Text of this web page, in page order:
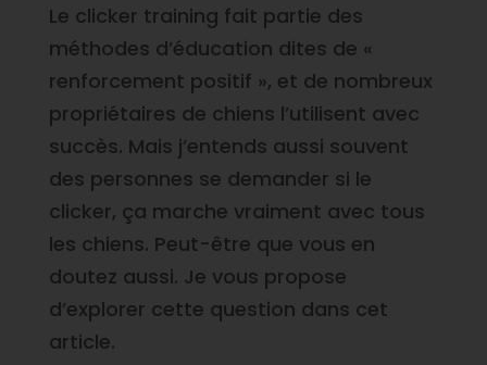
Le clicker training fait partie des
méthodes d’éducation dites de «
renforcement positif », et de nombreux
propriétaires de chiens l’utilisent avec
succès. Mais j’entends aussi souvent
des personnes se demander si le
clicker, ça marche vraiment avec tous
les chiens. Peut-être que vous en
doutez aussi. Je vous propose
d’explorer cette question dans cet
article.